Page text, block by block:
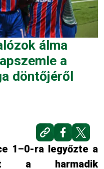
álma
a
döntőjéről
1–0-ra legyőzte a
a harmadik